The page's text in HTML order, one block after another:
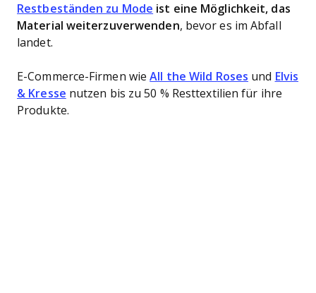
Restbeständen zu Mode ist eine Möglichkeit, das
Material weiterzuverwenden, bevor es im Abfall
landet.
E-Commerce-Firmen wieAll the Wild Roses und Elvis
& Kresse nutzen bis zu 50 % Resttextilien für ihre
Produkte.